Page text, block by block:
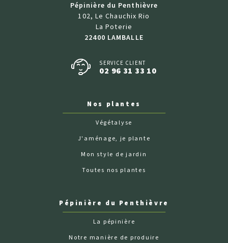
Pépinière du Penthièvre
102, Le Chauchix Rio
La Poterie
22400 LAMBALLE
SERVICE CLIENT
02 96 31 33 10
Nos plantes
Végétalyse
J'aménage, je plante
Mon style de jardin
Toutes nos plantes
Pépinière du Penthièvre
La pépinière
Notre manière de produire